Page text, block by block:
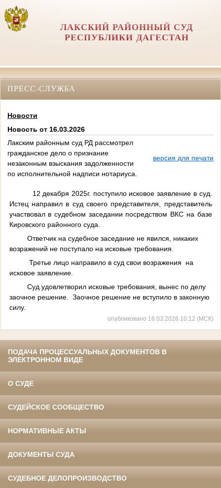
ЛАКСКИЙ РАЙОННЫЙ СУД
РЕСПУБЛИКИ ДАГЕСТАН
ПРЕСС-СЛУЖБА
Новости
Новость от 16.03.2026
Лакским районным суд РД рассмотрел
гражданское дело о признание
незаконным взыскания задолженности
по исполнительной надписи нотариуса.
версия для печати
12 декабря 2025г. поступило исковое заявление в суд.
Истец направил в суд своего представителя, представитель
участвовал в судебном заседании посредством ВКС на базе
Кировского районного суда.
Ответчик на судебное заседание не явился, никаких
возражений не поступало на исковые требования.
Третье лицо направило в суд свои возражения на
исковое заявление.
Суд удовлетворил исковые требования, вынес по делу
заочное решение. Заочное решение не вступило в законную
силу.
опубликовано 16.03.2026 10:12 (МСК)
ПОДАЧА ПРОЦЕССУАЛЬНЫХ ДОКУМЕНТОВ В
ЭЛЕКТРОННОМ ВИДЕ
О СУДЕ
СУДЕЙСКОЕ СООБЩЕСТВО
НОРМАТИВНЫЕ АКТЫ
ДОКУМЕНТЫ СУДА
СУДЕБНОЕ ДЕЛОПРОИЗВОДСТВО